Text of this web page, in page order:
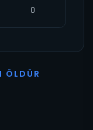
0
Ö L D Ü R